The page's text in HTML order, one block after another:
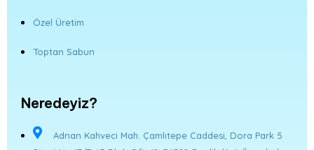
Özel Üretim
Toptan Sabun
Neredeyiz?
Adnan Kahveci Mah. Çamlıtepe Caddesi, Dora Park 5